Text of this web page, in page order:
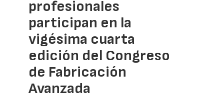
profesionales
participan en la
vigésima cuarta
edición del Congreso
de Fabricación
Avanzada